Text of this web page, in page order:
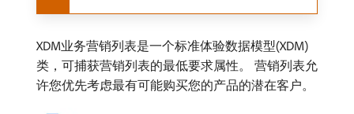
XDM业务营销列表是一个标准体验数据模型(XDM)
类，可捕获营销列表的最低要求属性。 营销列表允
许您优先考虑最有可能购买您的产品的潜在客户。